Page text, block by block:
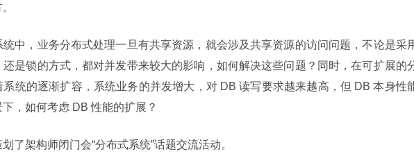
中，业务分布式处理一旦有共享资源，就会涉及共享资源的访问问题，不论是采
是锁的方式，都对并发带来较大的影响，如何解决这些问题？同时，在可扩展的
统的逐渐扩容，系统业务的并发增大，对 DB 读写要求越来越高，但 DB 本身性
，如何考虑 DB 性能的扩展？
了架构师闭门会“分布式系统”话题交流活动。